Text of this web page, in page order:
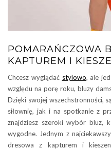
POMARAŃCZOWA
KAPTUREM I
Chcesz wyglądać stylowo, ale
względu na porę roku, bluzy
Dzięki swojej wszechstronności,
siłownię, jak i na spotkanie z
znajdziesz szeroki wybór bluz,
wygodne. Jednym z
dresowa z kapturem i